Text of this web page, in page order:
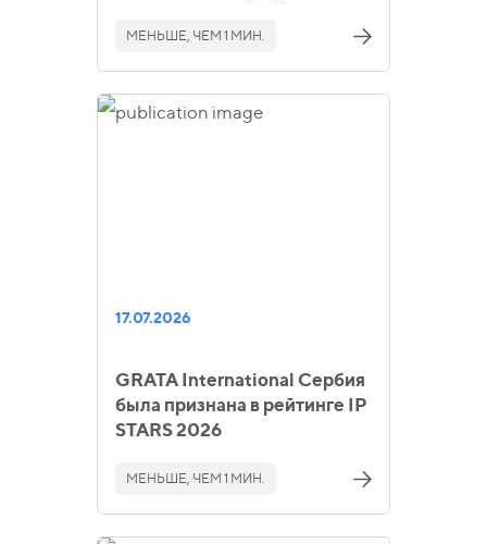
МЕНЬШЕ, ЧЕМ 1 МИН.
17.07.2026
GRATA International Сербия
была признана в рейтинге IP
STARS 2026
МЕНЬШЕ, ЧЕМ 1 МИН.